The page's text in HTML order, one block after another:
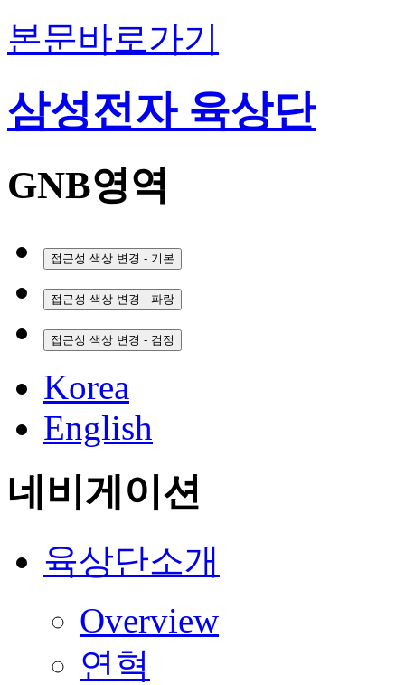
본문바로가기
삼성전자 육상단
GNB영역
접근성 색상 변경 - 기본
접근성 색상 변경 - 파랑
접근성 색상 변경 - 검정
Korea
English
네비게이션
육상단소개
Overview
연혁